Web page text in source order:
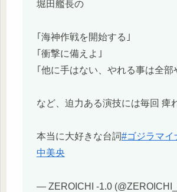
堀田艦長の
｢海神作戦を開始する｣
｢衝撃に備えよ｣
｢他に手はない、やれる事は全部
など、迫力ある演技には毎回 痺
本当に大好きな台詞#ゴジラマイ
中美央
— ZEROICHI -1.0